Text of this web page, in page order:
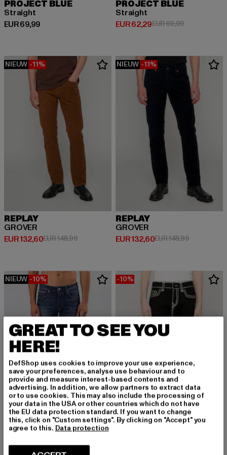
PROJECT BLUE
Straight
EUR 69,99
Huidige prijs: EUR 69,99
PROJECT BLUE
Straight
EUR 62,29
Huidige prijs: EUR 62,29
EUR 69,99Actieprijs:
NIEUW -11%
REPLAY
GROVER
EUR 132,60
Huidige prijs: EUR 132,60
EUR 148,99Actieprijs: EUR 148,99
NIEUW -11%
REPLAY
GROVER
EUR 132,60
Huidige prijs: EUR 132,60
EUR 148,99Actieprijs:
NIEUW -10%
REPLAY
GROVER
-10%
GREAT TO SEE YOU
HERE!
DefShop uses cookies to improve your use experience,
save your preferences, analyse use behaviour and to
provide and measure interest-based contents and
advertising. In addition, we allow partners to extract data
or to use cookies. This may also include the processing of
your data in the USA or other countries which do not have
the EU data protection standard. If you want to change
this, click on "Custom settings". By clicking on "Accept" you
agree to this. Data protection